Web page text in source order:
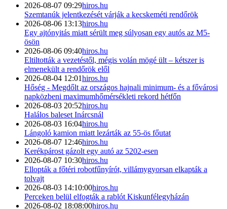
2026-08-07 09:29hiros.hu
Szemtanúk jelentkezését várják a kecskeméti rendőrök
2026-08-06 13:13hiros.hu
Egy ajtónyitás miatt sérült meg súlyosan egy autós az M5-
ösön
2026-08-06 09:40hiros.hu
Eltiltották a vezetéstől, mégis volán mögé ült – kétszer is
elmenekült a rendőrök elől
2026-08-04 12:01hiros.hu
Hőség - Megdőlt az országos hajnali minimum- és a fővárosi
napközbeni maximumhőmérsékleti rekord hétfőn
2026-08-03 20:52hiros.hu
Halálos baleset Inárcsnál
2026-08-03 16:04hiros.hu
Lángoló kamion miatt lezárták az 55-ös főutat
2026-08-07 12:46hiros.hu
Kerékpárost gázolt egy autó az 5202-esen
2026-08-07 10:30hiros.hu
Ellopták a főtéri robotfűnyírót, villámygyorsan elkapták a
tolvajt
2026-08-03 14:10:00hiros.hu
Perceken belül elfogták a rablót Kiskunfélegyházán
2026-08-02 18:08:00hiros.hu